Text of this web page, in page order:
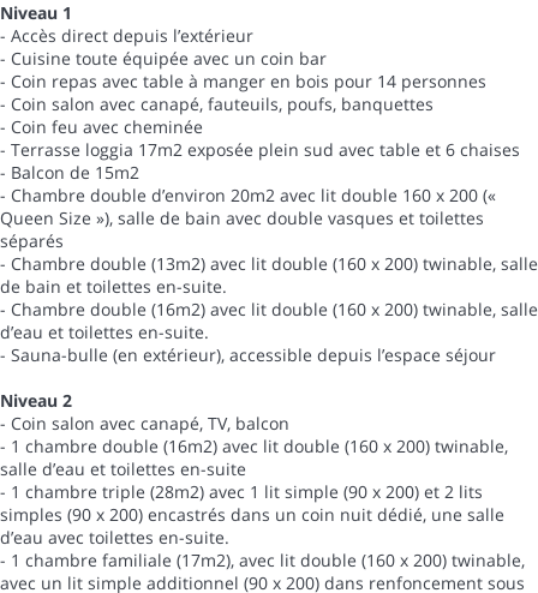
Niveau 1
- Accès direct depuis l’extérieur
- Cuisine toute équipée avec un coin bar
- Coin repas avec table à manger en bois pour 14 personnes
- Coin salon avec canapé, fauteuils, poufs, banquettes
- Coin feu avec cheminée
- Terrasse loggia 17m2 exposée plein sud avec table et 6 chaises
- Balcon de 15m2
- Chambre double d’environ 20m2 avec lit double 160 x 200 («
Queen Size »), salle de bain avec double vasques et toilettes
séparés
- Chambre double (13m2) avec lit double (160 x 200) twinable, salle
de bain et toilettes en-suite.
- Chambre double (16m2) avec lit double (160 x 200) twinable, salle
d’eau et toilettes en-suite.
- Sauna-bulle (en extérieur), accessible depuis l’espace séjour
Niveau 2
- Coin salon avec canapé, TV, balcon
- 1 chambre double (16m2) avec lit double (160 x 200) twinable,
salle d’eau et toilettes en-suite
- 1 chambre triple (28m2) avec 1 lit simple (90 x 200) et 2 lits
simples (90 x 200) encastrés dans un coin nuit dédié, une salle
d’eau avec toilettes en-suite.
- 1 chambre familiale (17m2), avec lit double (160 x 200) twinable,
avec un lit simple additionnel (90 x 200) dans renfoncement sous